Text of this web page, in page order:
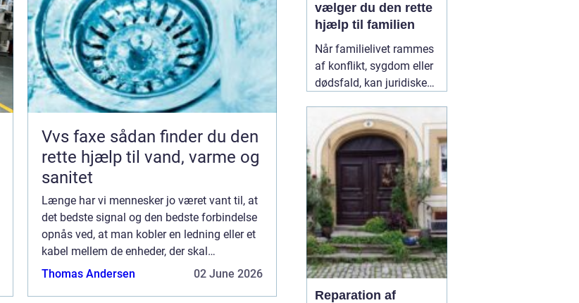
Vvs faxe sådan finder du den
rette hjælp til vand, varme og
sanitet
Længe har vi mennesker jo været vant til, at
det bedste signal og den bedste forbindelse
opnås ved, at man kobler en ledning eller et
kabel mellem de enheder, der skal
kommunikere sammen. Trådløs
Thomas Andersen 02 June 2026
vælger du den rette
hjælp til familien
Når familielivet rammes
af konflikt, sygdom eller
dødsfald, kan juridiske
sig store. Mange oplever,
at de både skal håndtere
følelser og praktiske
problemer på én gang.
Her kan en erfaren10
January 2026
Reparation af